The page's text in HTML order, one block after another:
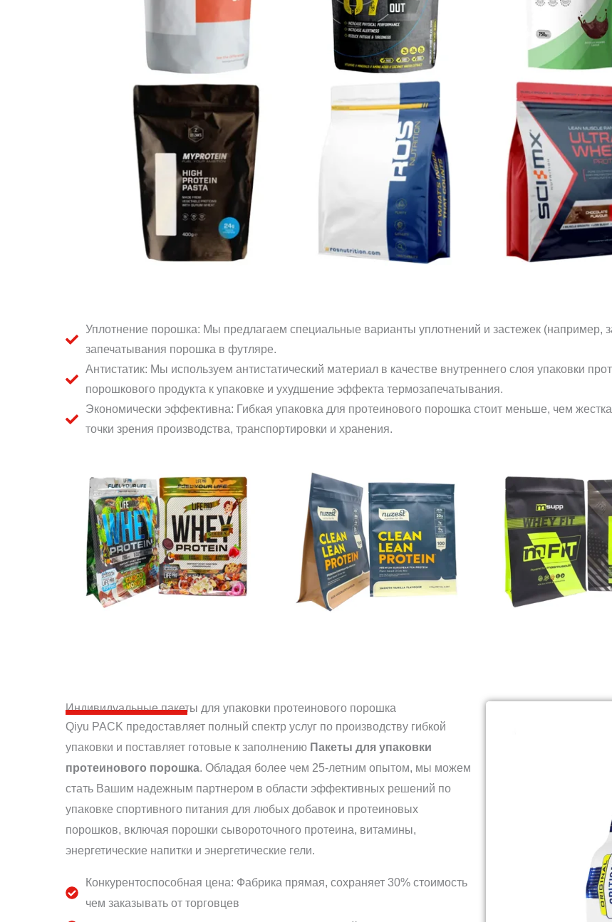
Уплотнение порошка: Мы предлагаем специальные варианты уплотнений и застежек (например,
запечатывания порошка в футляре.
Антистатик: Мы используем антистатический материал в качестве внутреннего слоя упаковки
порошкового продукта к упаковке и ухудшение эффекта термозапечатывания.
Экономически эффективна: Гибкая упаковка для протеинового порошка стоит меньше, чем
точки зрения производства, транспортировки и хранения.
Индивидуальные пакеты для упаковки протеинового порошка
Qiyu PACK предоставляет полный спектр услуг по производству гибкой
упаковки и поставляет готовые к заполнению Пакеты для упаковки
протеинового порошка. Обладая более чем 25-летним опытом, мы можем
стать Вашим надежным партнером в области эффективных решений по
упаковке спортивного питания для любых добавок и протеиновых
порошков, включая порошки сывороточного протеина, витамины,
энергетические напитки и энергетические гели.
Конкурентоспособная цена: Фабрика прямая, сохраняет 30% стоимость
чем заказывать от торговцев